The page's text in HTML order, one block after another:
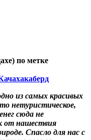
по метке
из самых красивых
нетуристическое,
сюда не
от нашествия
Спасло для нас с